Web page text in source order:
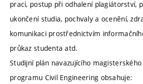
prací, postup při odhalení plagiátorství,
ukončení studia, pochvaly a ocenění,
komunikaci prostřednictvím
průkaz studenta atd.
Studijní plán navazujícího
programu Civil Engineering obsahuje: